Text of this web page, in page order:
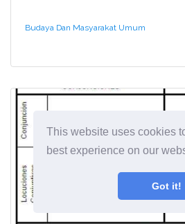
This website uses cookies
best experience on our
Got it!
Budaya Dan Masyarakat Umum